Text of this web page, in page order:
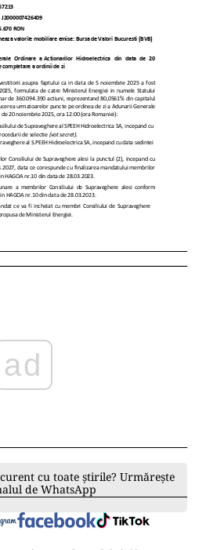
ad
cu toate știrile? Urmărește
de WhatsApp